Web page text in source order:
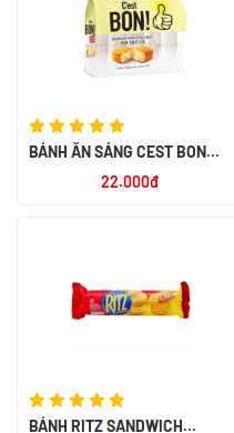
BÁNH ĂN SÁNG C`EST BON
22.000đ
BÁNH RITZ SANDWICH